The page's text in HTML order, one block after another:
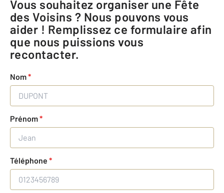
Vous souhaitez organiser une Fête
des Voisins ? Nous pouvons vous
aider ! Remplissez ce formulaire afin
que nous puissions vous
recontacter.
Nom*
Prénom*
Téléphone *